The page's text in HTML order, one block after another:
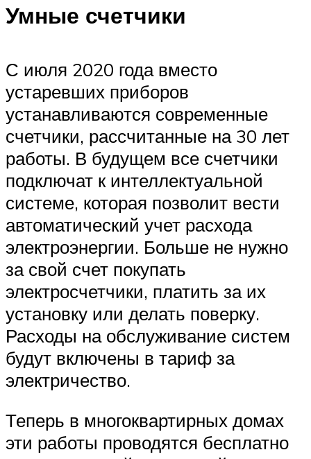
Умные счетчики
С июля 2020 года вместо
устаревших приборов
устанавливаются современные
счетчики, рассчитанные на 30 лет
работы. В будущем все счетчики
подключат к интеллектуальной
системе, которая позволит вести
автоматический учет расхода
электроэнергии. Больше не нужно
за свой счет покупать
электросчетчики, платить за их
установку или делать поверку.
Расходы на обслуживание систем
будут включены в тариф за
электричество.
Теперь в многоквартирных домах
эти работы проводятся бесплатно